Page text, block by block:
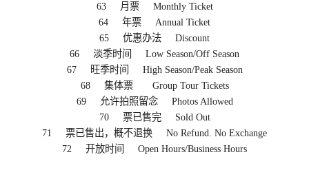
63 月票 Monthly Ticket
64 年票 Annual Ticket
65 优惠办法 Discount
66 淡季时间 Low Season/Off Season
67 旺季时间 High Season/Peak Season
68 集体票 Group Tour Tickets
69 允许拍照留念 Photos Allowed
70 票已售完 Sold Out
71 票已售出，概不退换 No Refund. No Exchange
72 开放时间 Open Hours/Business Hours